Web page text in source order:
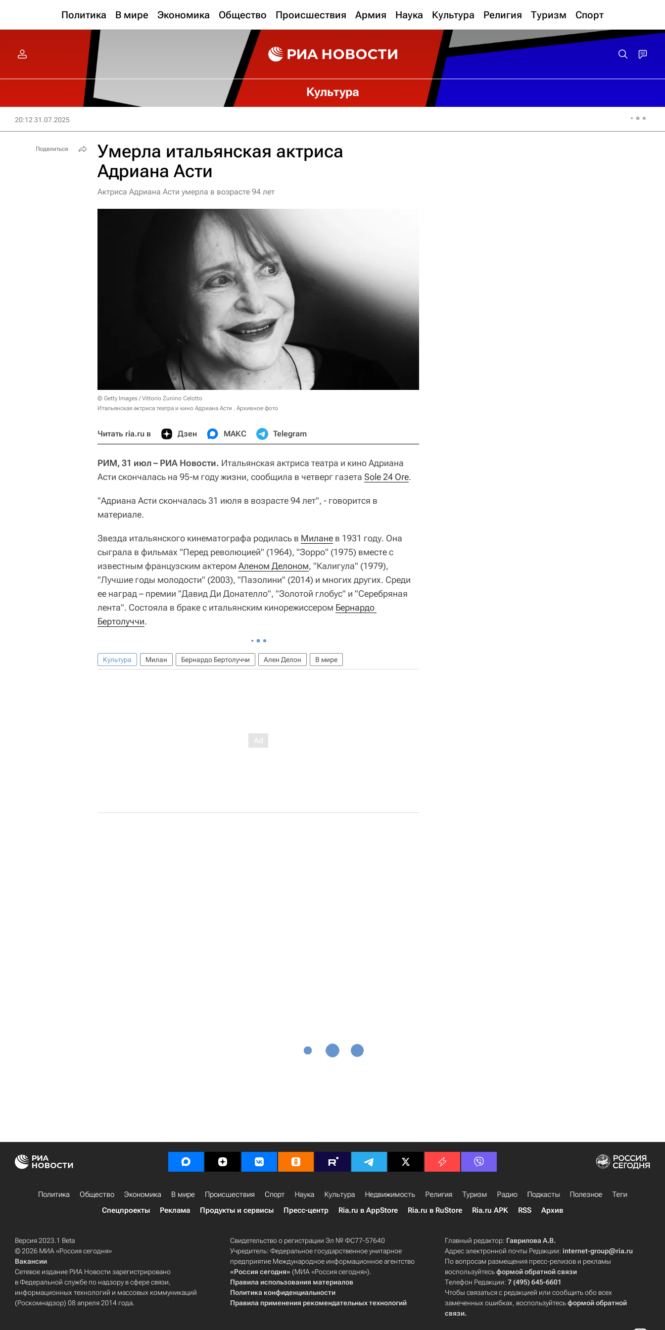
Политика В мире Экономика Общество Происшествия Армия Наука Культура Религия Туризм Спорт
Культура
20:12 31.07.2025
Умерла итальянская актриса
Адриана Асти
Актриса Адриана Асти умерла в возрасте 94 лет
© Getty Images / Vittorio Zunino Celotto
Итальянская актриса театра и кино Адриана Асти . Архивное фото
Читать ria.ru в Дзен МАКС Telegram
РИМ, 31 июл – РИА Новости. Итальянская актриса театра и кино Адриана
Асти скончалась на 95-м году жизни, сообщила в четверг газета Sole 24 Ore.
"Адриана Асти скончалась 31 июля в возрасте 94 лет", - говорится в
материале.
Звезда итальянского кинематографа родилась в Милане в 1931 году. Она
сыграла в фильмах "Перед революцией" (1964), "Зорро" (1975) вместе с
известным французским актером Аленом Делоном, "Калигула" (1979),
"Лучшие годы молодости" (2003), "Пазолини" (2014) и многих других. Среди
ее наград – премии "Давид Ди Донателло", "Золотой глобус" и "Серебряная
лента". Состояла в браке с итальянским кинорежиссером Бернардо
Бертолуччи.
Культура Милан Бернардо Бертолуччи Ален Делон В мире
Поделиться
Политика Общество Экономика В мире Происшествия Спорт Наука Культура Недвижимость Религия Туризм Радио Подкасты Полезное
Теги
Спецпроекты
Реклама Продукты и сервисы Пресс-центр Ria.ru в AppStore Ria.ru в RuStore Ria.ru APK RSS Архив
Версия 2023.1 Beta
© 2026 МИА «Россия сегодня»
Вакансии
Сетевое издание РИА Новости зарегистрировано
в Федеральной службе по надзору в сфере связи,
информационных технологий и массовых коммуникаций
(Роскомнадзор) 08 апреля 2014 года.
Свидетельство о регистрации Эл № ФС77-57640
Учредитель: Федеральное государственное унитарное
предприятие Международное информационное агентство
«Россия сегодня» (МИА «Россия сегодня»).
Правила использования материалов
Политика конфиденциальности
Правила применения рекомендательных технологий
Главный редактор: Гаврилова А.В.
Адрес электронной почты Редакции:internet-group@ria.ru
По вопросам размещения пресс-релизов и рекламы
воспользуйтесьформой обратной связи
Телефон Редакции:7 (495) 645-6601
Чтобы связаться с редакцией или сообщить обо всех
замеченных ошибках, воспользуйтесьформой обратной
связи.